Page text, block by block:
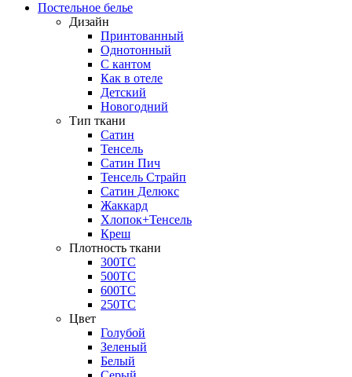
Постельное белье
Дизайн
Принтованный
Однотонный
С кантом
Как в отеле
Детский
Новогодний
Тип ткани
Сатин
Тенсель
Сатин Пич
Тенсель Страйп
Сатин Делюкс
Жаккард
Хлопок+Тенсель
Креш
Плотность ткани
300ТС
500ТС
600ТС
250ТС
Цвет
Голубой
Зеленый
Белый